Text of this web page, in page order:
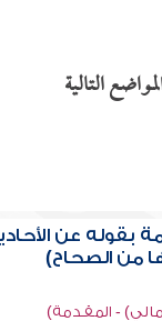
التالية
بقوله عن
من الصحاح)
- المقدمة)